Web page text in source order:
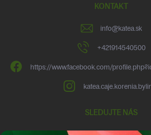
KONTAKT
info@katea.sk
+421914540500
https://www.facebook.com/
SLEDUJTE NÁS